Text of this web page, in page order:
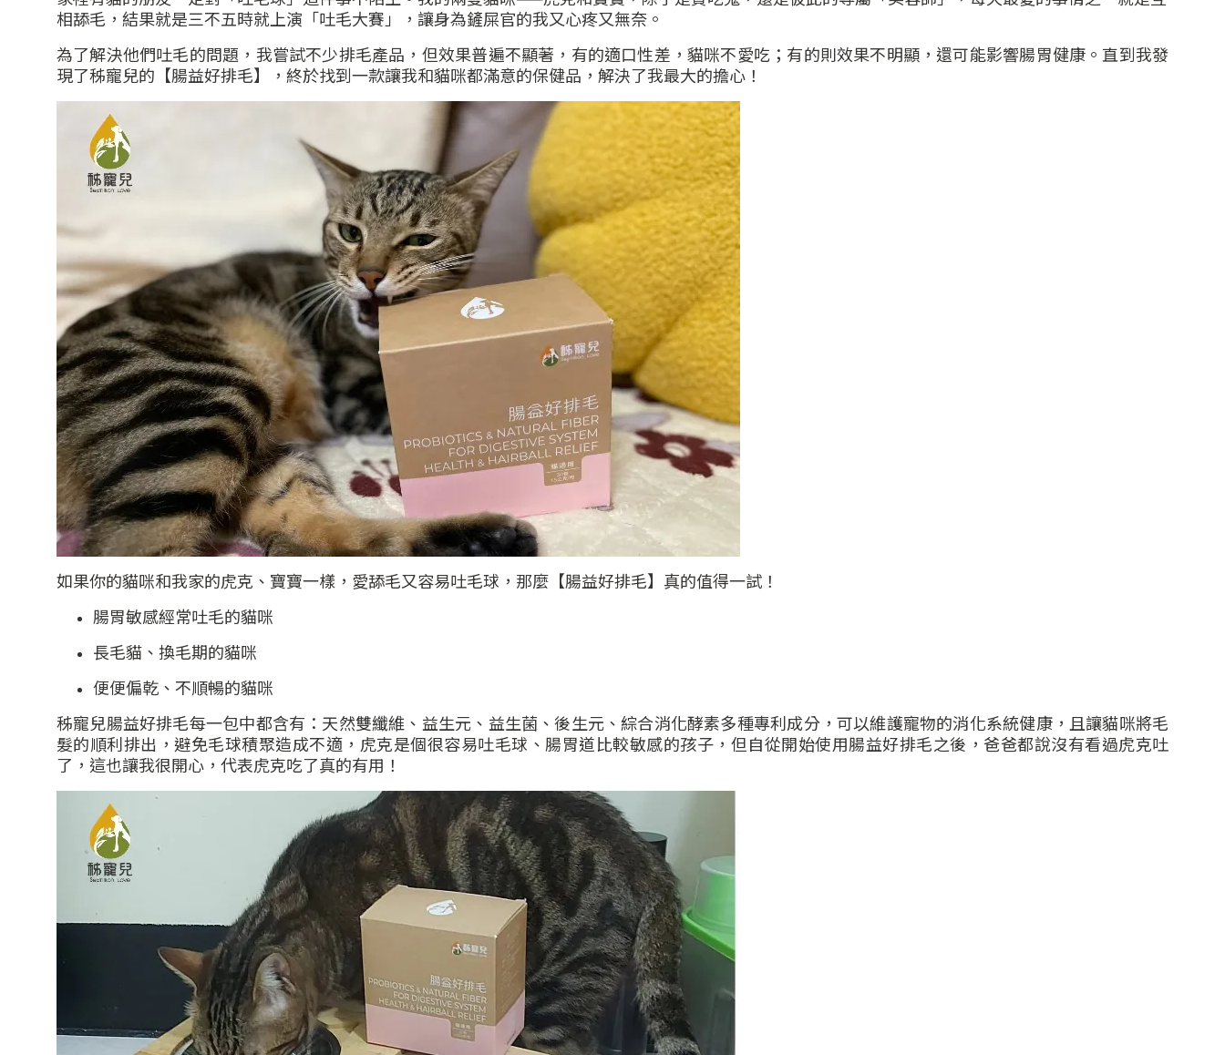
相舔毛，結果就是三不五時就上演「吐毛大賽」，讓身為鏟屎官的我又心疼又無奈。
為了解決他們吐毛的問題，我嘗試不少排毛產品，但效果普遍不顯著，有的適口性差，貓咪不愛吃；有的則效果不明顯，還可能影響腸胃健康。直到我發
現了秭寵兒的【腸益好排毛】，終於找到一款讓我和貓咪都滿意的保健品，解決了我最大的擔心！
如果你的貓咪和我家的虎克、寶寶一樣，愛舔毛又容易吐毛球，那麼【腸益好排毛】真的值得一試！
腸胃敏感經常吐毛的貓咪
長毛貓、換毛期的貓咪
便便偏乾、不順暢的貓咪
秭寵兒腸益好排毛每一包中都含有：天然雙纖維、益生元、益生菌、後生元、綜合消化酵素多種專利成分，可以維護寵物的消化系統健康，且讓貓咪將毛
髮的順利排出，避免毛球積聚造成不適，虎克是個很容易吐毛球、腸胃道比較敏感的孩子，但自從開始使用腸益好排毛之後，爸爸都說沒有看過虎克吐
了，這也讓我很開心，代表虎克吃了真的有用！